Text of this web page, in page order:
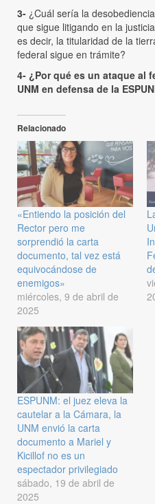
3- ¿Cuál sería la
que sigue litigando en la
es decir, la titularidad de la
federal sigue en trámite?
4- ¿Por qué es un ataque al
UNM en defensa de la
Relacionado
«Entiendo la posición del
Rector pero me
sorprendió la carta
documento, tal vez está
equivocándose de
enemigos»
miércoles, 9 de abril de
2025
ESPUNM: el juez eleva la
cautelar a la Cámara, la
UNM envió la carta
documento a Mariel y
Kicillof no es un
espectador privilegiado
sábado, 19 de abril de
2025